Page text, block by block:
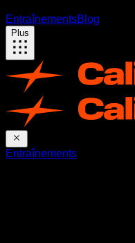
EntraînementsBlog
Plus
Entraînements